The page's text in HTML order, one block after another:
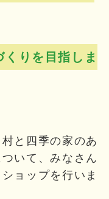
りを目指しま
と四季の家のあ
いて、みなさん
ョップを行いま